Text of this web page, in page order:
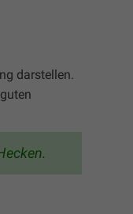
darstellen.